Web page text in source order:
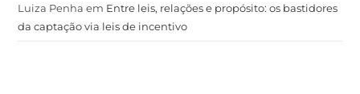
Luiza Penha em Entre leis, relações e propósito: os bastidores
da captação via leis de incentivo